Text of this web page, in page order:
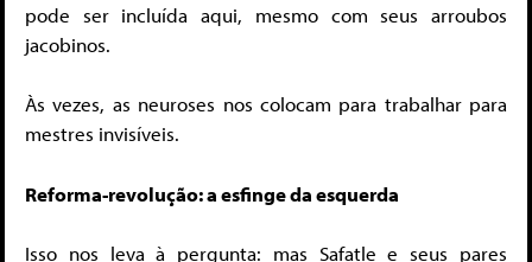
pode ser incluída aqui, mesmo com seus arroubos
jacobinos.
Às vezes, as neuroses nos colocam para trabalhar para
mestres invisíveis.
Reforma-revolução: a esfinge da esquerda
Isso nos leva à pergunta: mas Safatle e seus pares